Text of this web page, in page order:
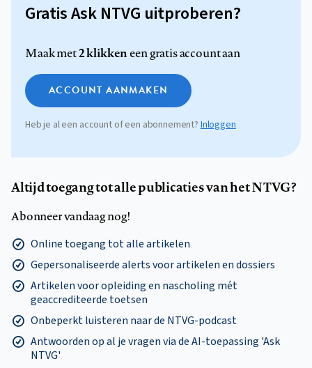
Gratis Ask NTVG uitproberen?
Maak met2 klikkeneen gratis account aan
ACCOUNT AANMAKEN
Heb je al een account of een abonnement? Inloggen
Altijd toegang tot alle publicaties van het NTVG?
Abonneer vandaag nog!
Online toegang tot alle artikelen
Gepersonaliseerde alerts voor artikelen en dossiers
Artikelen voor opleiding en nascholing mét
geaccrediteerde toetsen
Onbeperkt luisteren naar de NTVG-podcast
Antwoorden op al je vragen via de AI-toepassing 'Ask
NTVG'